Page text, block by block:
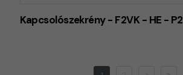
Kapcsolószekrény - F2VK - HE - P2